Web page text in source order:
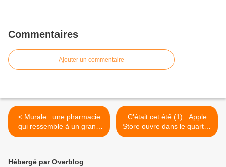
Commentaires
Ajouter un commentaire
< Murale : une pharmacie
qui ressemble à un grand
magasin (9)
C'était cet été (1) : Apple
Store ouvre dans le quartier
Opéra >
Hébergé par Overblog